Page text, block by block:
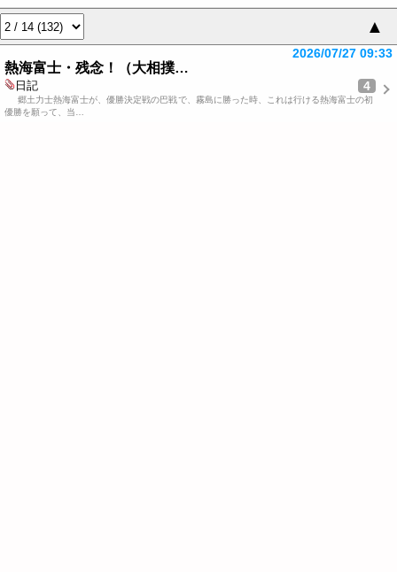
▲
熱海富士・残念！（大相撲…
2026/07/27 09:33
日記 4
郷土力士熱海富士が、優勝決定戦の巴戦で、霧島に勝った時、これは行ける熱海富士の初
優勝を願って、当…